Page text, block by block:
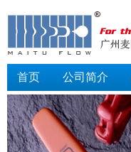
首页 公司简介